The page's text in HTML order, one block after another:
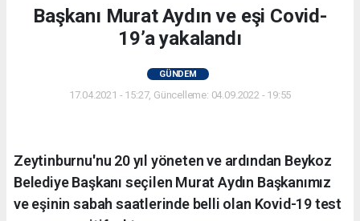
Başkanı Murat Aydın ve eşi Covid-
19’a yakalandı
GÜNDEM
17.04.2021 - 15:27, Güncelleme: 04.09.2022 - 19:55
Zeytinburnu'nu 20 yıl yöneten ve ardından Beykoz
Belediye Başkanı seçilen Murat Aydın Başkanımız
ve eşinin sabah saatlerinde belli olan Kovid-19 test